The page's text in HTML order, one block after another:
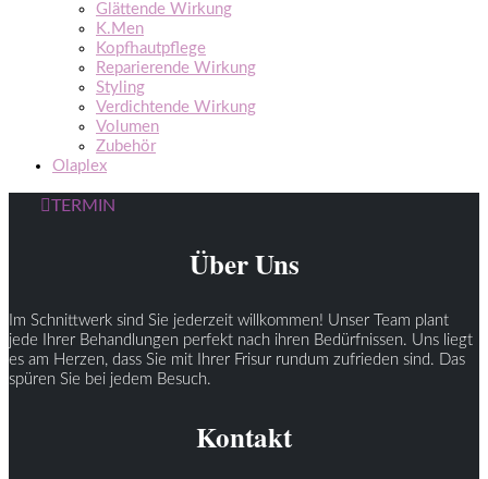
Glättende Wirkung
K.Men
Kopfhautpflege
Reparierende Wirkung
Styling
Verdichtende Wirkung
Volumen
Zubehör
Olaplex
TERMIN
Über Uns
Im Schnittwerk sind Sie jederzeit willkommen! Unser Team plant
jede Ihrer Behandlungen perfekt nach ihren Bedürfnissen. Uns liegt
es am Herzen, dass Sie mit Ihrer Frisur rundum zufrieden sind. Das
spüren Sie bei jedem Besuch.
Kontakt